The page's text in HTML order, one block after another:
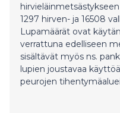
1297 hirven- ja 16508
Lupamäärät ovat
verrattuna edelliseen
sisältävät myös ns.
lupien joustavaa
peurojen